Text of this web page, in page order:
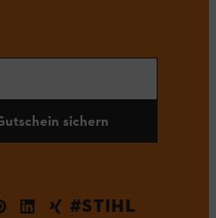
sichern
#STIHL